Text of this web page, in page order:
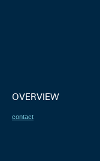
OVERVIEW
contact